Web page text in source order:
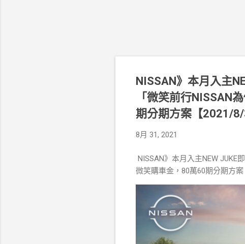
NISSAN》本月入主
「微笑前行NISSAN
期分期方案【2021/8/
8月 31, 2021
NISSAN》本月入主NEW JUKE
微笑購車金，80萬60期分期方案